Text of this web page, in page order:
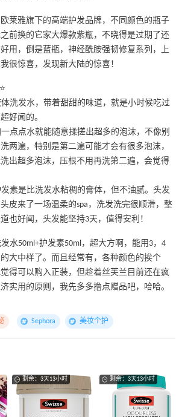
欧莱雅旗下的高端护发品牌，不同颜色的瓶子
前换的它家大爆款紫瓶，不晓得是过期了还
用，倒是蓝瓶，神经酰胺强韧修复系列，上
很惊喜，发现新大陆的惊喜！
洗发水，带着甜甜的味道，就是小时候吃过
好闻的。
点点水就能随意揉搓出超多的泡沫，不像别
两遍，特别是第二遍可能才会有很多泡沫，
洗出超多泡沫，压根不用再洗第二遍，会觉得
素是比洗发水粘稠的膏体，但不油腻。头发
皮来了一场温柔的spa，洗发洗完很顺滑，整
也好闻，头发能坚持3天，值得安利！
水50ml+护发素50ml，超大方啊，能用3，4
大中样了。而且经常有，各种颜色的挨个
得可以购入正装，但趁着丝芙兰目前还在疯
实用的原则，我先多多撸点赠品吧，哈哈。
Sephora 美妆个护
剩余：3天13小时 剩余：3天13小时